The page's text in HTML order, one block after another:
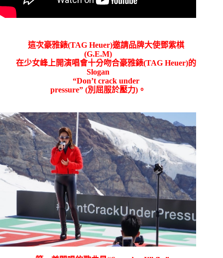
這次豪雅錶(TAG Heuer)邀請品牌大使鄧紫棋
(G.E.M)
在少女峰上開演唱會十分吻合豪雅錶(TAG Heuer)的
Slogan
“Don’t crack under
pressure” (別屈服於壓力) 。